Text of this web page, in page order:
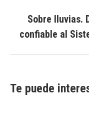
Sobre lluvias.
confiable al
Te puede